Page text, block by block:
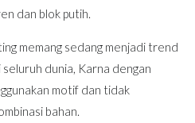
dan blok putih.
memang sedang menjadi trend
dunia, Karna dengan
motif dan tidak
bahan.